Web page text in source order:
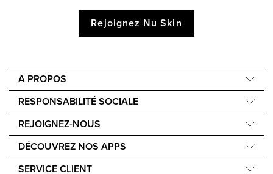
Rejoignez Nu Skin
A PROPOS
Compagnie
Notre Science
Notre histoire
Notre mission
RESPONSABILITÉ SOCIALE
Nourish the Children
Force for Good
REJOIGNEZ-NOUS
Apprenez à gagner de l'argent
Événements
DÉCOUVREZ NOS APPS
Nu Skin Vera
SERVICE CLIENT